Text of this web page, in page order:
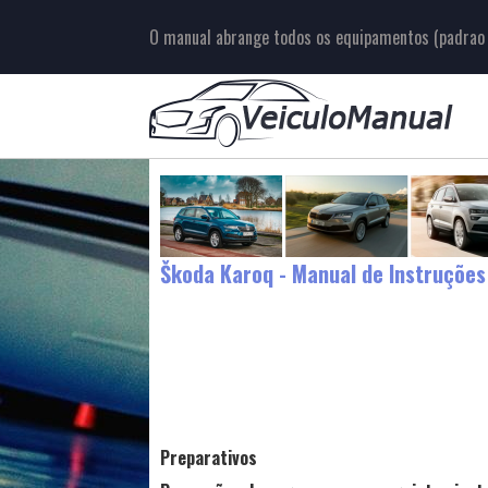
O manual abrange todos os equipamentos
Škoda Karoq - Manual de Instruções
Preparativos